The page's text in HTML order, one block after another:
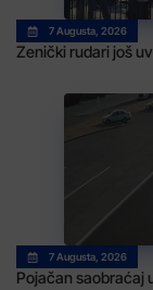
7 Augusta, 2026
Zenički rudari još
7 Augusta, 2026
Pojačan saobraćaj